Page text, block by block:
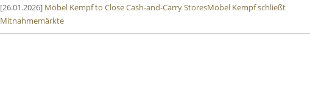
[26.01.2026] Möbel Kempf to Close Cash-and-Carry StoresMöbel Kempf schließt
Mitnahmemärkte